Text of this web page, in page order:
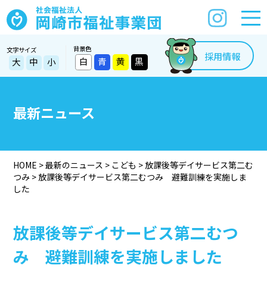
文字サイズ
大 中 小
背景色
白 青 黄 黒 採用情報
最新ニュース
HOME >最新のニュース > こども >放課後等デイサービス第二む
つみ >放課後等デイサービス第二むつみ 避難訓練を実施しま
した
放課後等デイサービス第二むつ
み 避難訓練を実施しました